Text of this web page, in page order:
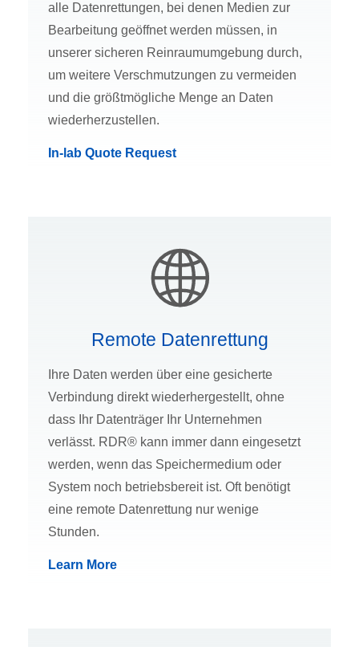
alle Datenrettungen, bei denen Medien zur
Bearbeitung geöffnet werden müssen, in
unserer sicheren Reinraumumgebung durch,
um weitere Verschmutzungen zu vermeiden
und die größtmögliche Menge an Daten
wiederherzustellen.
In-lab Quote Request
Remote Datenrettung
Ihre Daten werden über eine gesicherte
Verbindung direkt wiederhergestellt, ohne
dass Ihr Datenträger Ihr Unternehmen
verlässt. RDR® kann immer dann eingesetzt
werden, wenn das Speichermedium oder
System noch betriebsbereit ist. Oft benötigt
eine remote Datenrettung nur wenige
Stunden.
Learn More